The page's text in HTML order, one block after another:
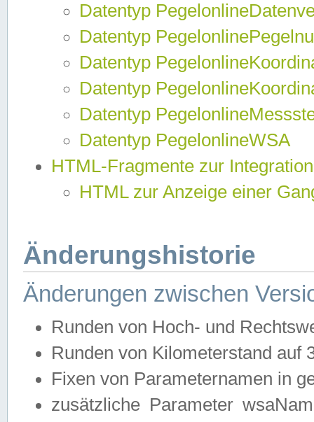
Datentyp
Datentyp
Datentyp
Datentyp
Datentyp
Datentyp PegelonlineWSA
HTML-Fragmente zur
HTML zur Anzeige einer
Änderungshistorie
Änderungen zwischen
Runden von Hoch- und
Runden von Kilometerstand auf
Fixen von Parameternamen in
zusätzliche Parameter